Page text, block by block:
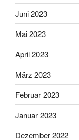
Juni 2023
Mai 2023
April 2023
März 2023
Februar 2023
Januar 2023
Dezember 2022